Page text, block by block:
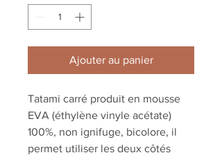
Ajouter au panier
Tatami carré produit en mousse
EVA (éthylène vinyle acétate)
100%, non ignifuge, bicolore, il
permet utiliser les deux côtés